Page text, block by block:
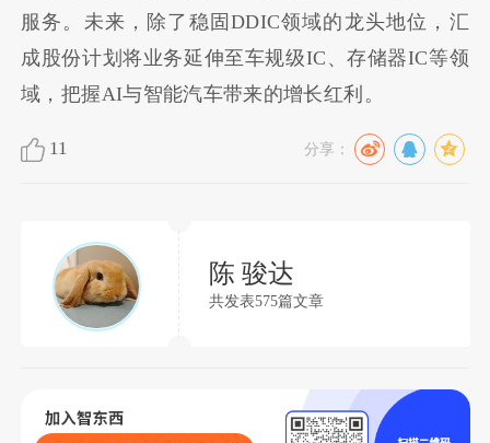
服务。未来，除了稳固DDIC领域的龙头地位，汇
成股份计划将业务延伸至车规级IC、存储器IC等领
域，把握AI与智能汽车带来的增长红利。
11 分享：
陈 骏达
共发表575篇文章